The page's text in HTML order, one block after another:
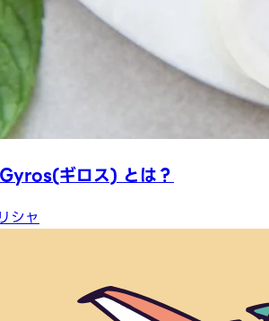
ギロス) とは？
シャ